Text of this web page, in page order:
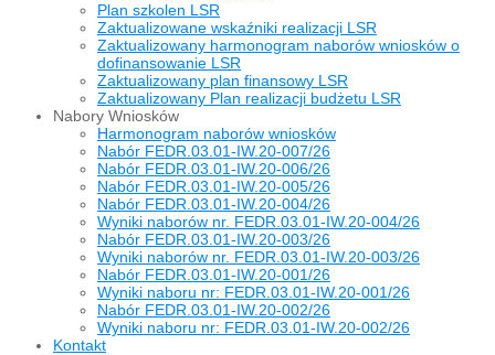
Plan szkolen LSR
Zaktualizowane wskaźniki realizacji LSR
Zaktualizowany harmonogram naborów wniosków o
dofinansowanie LSR
Zaktualizowany plan finansowy LSR
Zaktualizowany Plan realizacji budżetu LSR
Nabory Wniosków
Harmonogram naborów wniosków
Nabór FEDR.03.01-IW.20-007/26
Nabór FEDR.03.01-IW.20-006/26
Nabór FEDR.03.01-IW.20-005/26
Nabór FEDR.03.01-IW.20-004/26
Wyniki naborów nr. FEDR.03.01-IW.20-004/26
Nabór FEDR.03.01-IW.20-003/26
Wyniki naborów nr. FEDR.03.01-IW.20-003/26
Nabór FEDR.03.01-IW.20-001/26
Wyniki naboru nr: FEDR.03.01-IW.20-001/26
Nabór FEDR.03.01-IW.20-002/26
Wyniki naboru nr: FEDR.03.01-IW.20-002/26
Kontakt